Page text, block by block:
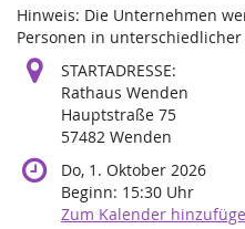
Hinweis: Die Unternehmen
Personen in
STARTADRESSE:
Rathaus Wenden
Hauptstraße 75
57482 Wenden
Do, 1. Oktober 2026
Beginn: 15:30 Uhr
Zum Kalender